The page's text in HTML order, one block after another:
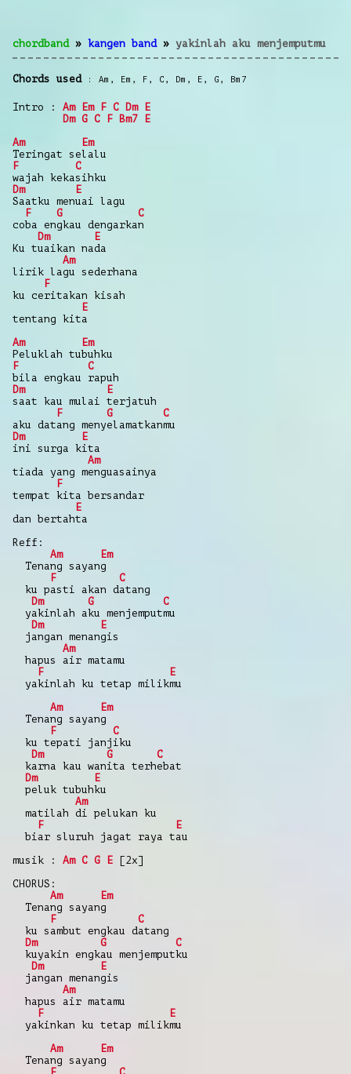
chordband» kangen band» yakinlah aku menjemputmu
Chords used Am , Em , F , C , Dm , E , G , Bm7
Intro : Am Em F C Dm
E
Dm G C F Bm7
E
Am
Em
Teringat selalu
F
C
wajah kekasihku
Dm
E
Saatku menuai lagu
F
G
C
coba engkau dengarkan
Dm
E
Ku tuaikan nada
Am
lirik lagu sederhana
F
ku ceritakan kisah
E
tentang kita
Am
Em
Peluklah tubuhku
F
C
bila engkau rapuh
Dm
E
saat kau mulai terjatuh
F
G
C
aku datang menyelamatkanmu
Dm
E
ini surga kita
Am
tiada yang menguasainya
F
tempat kita bersandar
E
dan bertahta
Reff:
Am
Em
Tenang sayang
F
C
ku pasti akan datang
Dm
G
C
yakinlah aku menjemputmu
Dm
E
jangan menangis
Am
hapus air matamu
F
E
yakinlah ku tetap milikmu
Am
Em
Tenang sayang
F
C
ku tepati janjiku
Dm
G
C
karna kau wanita terhebat
Dm
E
peluk tubuhku
Am
matilah di pelukan ku
F
E
biar sluruh jagat raya tau
musik : Am C G E [2x]
CHORUS:
Am
Em
Tenang sayang
F
C
ku sambut engkau datang
Dm
G
C
kuyakin engkau menjemputku
Dm
E
jangan menangis
Am
hapus air matamu
F
E
yakinkan ku tetap milikmu
Am
Em
Tenang sayang
F
C